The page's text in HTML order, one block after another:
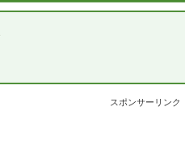
スポンサーリンク